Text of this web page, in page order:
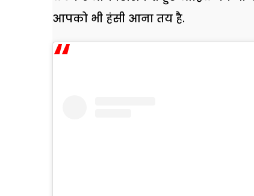
आपको भी हंसी आना तय है.